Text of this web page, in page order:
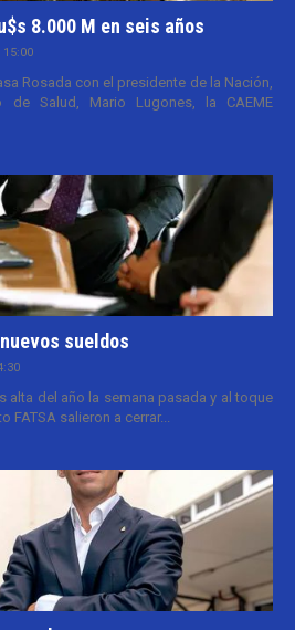
8.000 M en seis años
Rosada con el presidente de la Nación,
Salud, Mario Lugones, la CAEME
sueldos
alta del año la semana pasada y al toque
salieron a cerrar...